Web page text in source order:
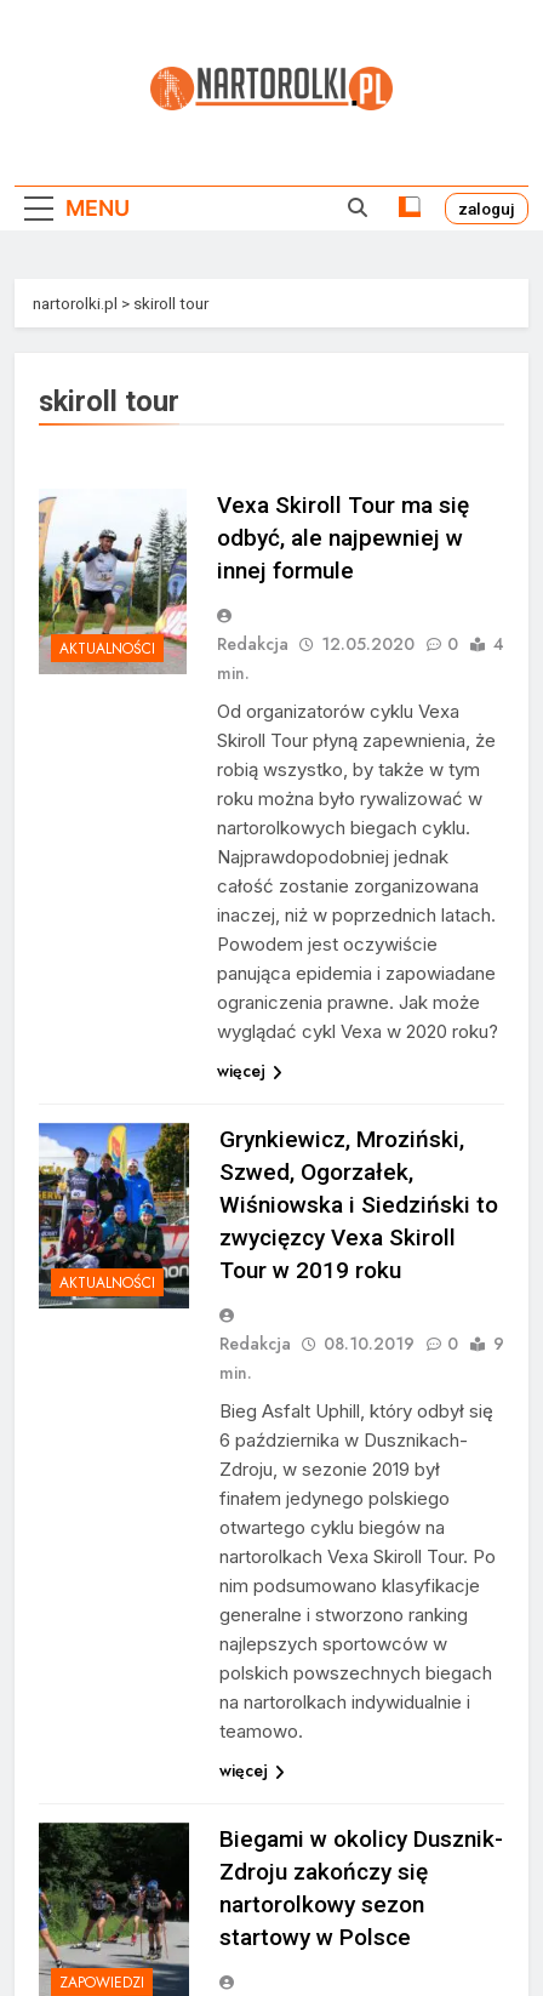
MENU zaloguj
nartorolki.pl > skiroll tour
skiroll tour
AKTUALNOŚCI
Vexa Skiroll Tour ma się
odbyć, ale najpewniej w
innej formule
Redakcja 12.05.2020 0
4
min.
Od organizatorów cyklu Vexa
Skiroll Tour płyną zapewnienia, że
robią wszystko, by także w tym
roku można było rywalizować w
nartorolkowych biegach cyklu.
Najprawdopodobniej jednak
całość zostanie zorganizowana
inaczej, niż w poprzednich latach.
Powodem jest oczywiście
panująca epidemia i zapowiadane
ograniczenia prawne. Jak może
wyglądać cykl Vexa w 2020 roku?
więcej
AKTUALNOŚCI
Grynkiewicz, Mroziński,
Szwed, Ogorzałek,
Wiśniowska i Siedziński to
zwycięzcy Vexa Skiroll
Tour w 2019 roku
Redakcja 08.10.2019 0
9
min.
Bieg Asfalt Uphill, który odbył się
6 października w Dusznikach-
Zdroju, w sezonie 2019 był
finałem jedynego polskiego
otwartego cyklu biegów na
nartorolkach Vexa Skiroll Tour. Po
nim podsumowano klasyfikacje
generalne i stworzono ranking
najlepszych sportowców w
polskich powszechnych biegach
na nartorolkach indywidualnie i
teamowo.
więcej
ZAPOWIEDZI
Biegami w okolicy Dusznik-
Zdroju zakończy się
nartorolkowy sezon
startowy w Polsce